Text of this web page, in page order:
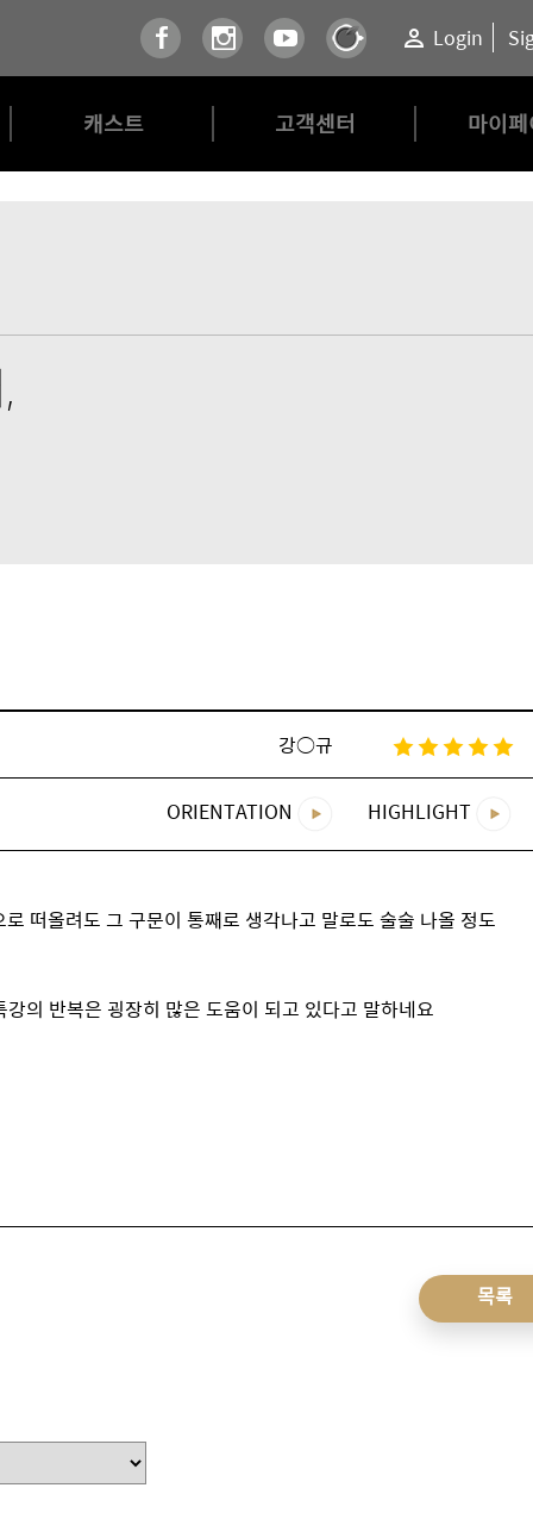
Login
캐스트 고객센터 마이
강○규
ORIENTATION HIGHLIGHT
떠올려도 그 구문이 통째로 생각나고 말로도 술술 나올 정도
의 반복은 굉장히 많은 도움이 되고 있다고 말하네요
목록